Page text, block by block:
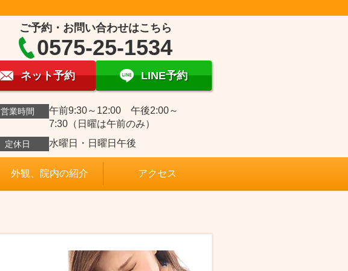
ご予約・お問い合わせはこちら
0575-25-1534
ネット予約 LINE予約
営業時間
午前9:30～12:00 午後2:00～
7:30（日曜は午前のみ）
定休日 水曜日・日曜日午後
外観、院内の紹介 アクセス